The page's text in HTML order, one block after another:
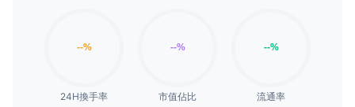
24H換手率 市值佔比 流通率